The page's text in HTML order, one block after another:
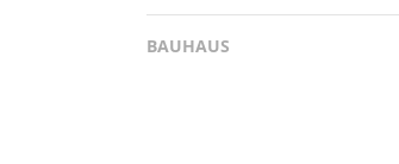
BAUHAUS